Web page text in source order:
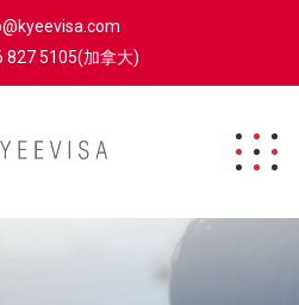
827 5105(加拿大)